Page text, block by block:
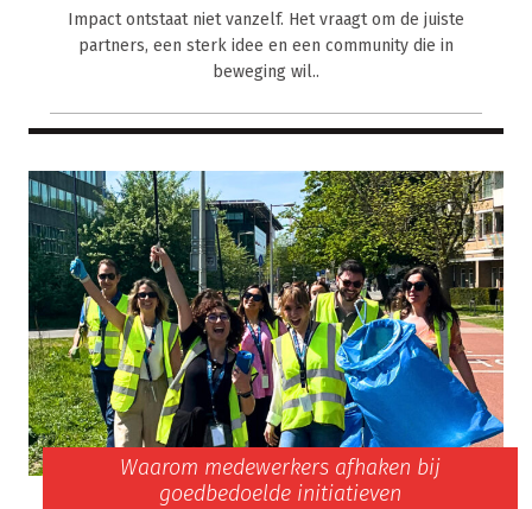
Impact ontstaat niet vanzelf. Het vraagt om de juiste
partners, een sterk idee en een community die in
beweging wil..
Waarom medewerkers afhaken bij
goedbedoelde initiatieven